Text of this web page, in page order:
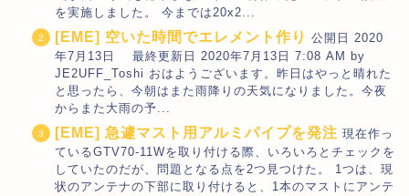
を実施しました。 今までは20x2...
[EME] 空いた時間でエレメント作り 公開日 2020
年7月13日 最終更新日 2020年7月13日 7:08 AM by
JE2UFF_Toshi おはようございます。昨日はやっと晴れた
と思ったら、今朝はまた雨降りの天気になりました。今夜
からまた大雨の予...
[EME] 急遽マスト用アルミパイプを発注 現在作っ
ているGTV70-11Wを取り付ける際、いろいろとチェックを
していたのだが、問題となる点を2つ見つけた。 1つは、現
状のアンテナの下部に取り付けると、1本のマストにアンテ